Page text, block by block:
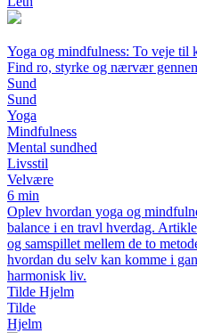
Yoga og mindfulness: To veje til
Find ro, styrke og nærvær
Sund
Sund
Yoga
Mindfulness
Mental sundhed
Livsstil
Velvære
6 min
Oplev hvordan yoga og
balance i en travl hverdag.
og samspillet mellem de to
hvordan du selv kan komme i
harmonisk liv.
Tilde Hjelm
Tilde
Hjelm